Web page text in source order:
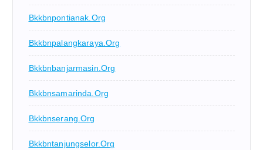
Bkkbnpontianak.org
Bkkbnpalangkaraya.org
Bkkbnbanjarmasin.org
Bkkbnsamarinda.org
Bkkbnserang.org
Bkkbntanjungselor.org